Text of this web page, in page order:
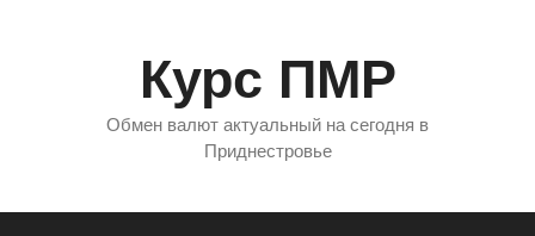
Курс ПМР
Обмен валют актуальный на сегодня в
Приднестровье